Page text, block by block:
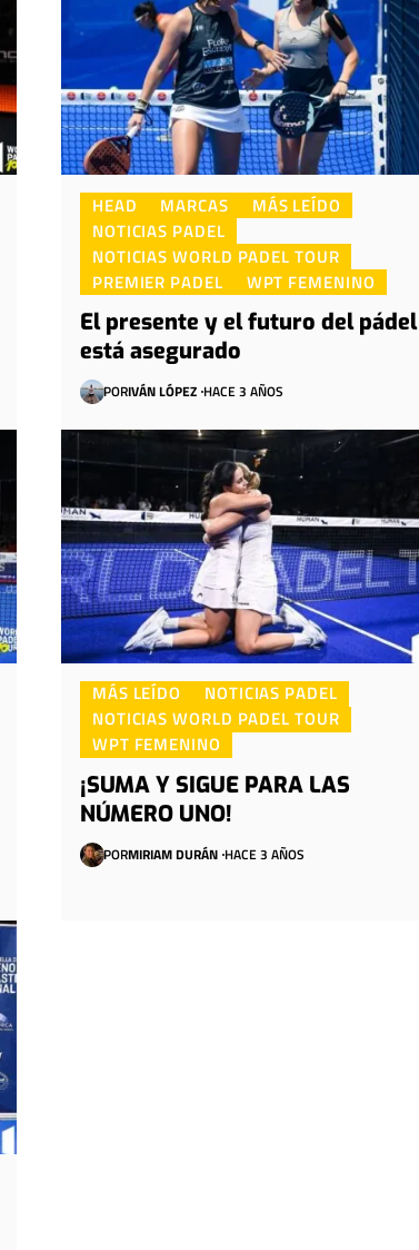
HEAD MARCAS
MÁS LEÍDO
NOTICIAS PADEL
NOTICIAS WORLD PADEL TOUR
PREMIER PADEL
WPT FEMENINO
El presente y el futuro del pádel
está asegurado
PORIVÁN LÓPEZ HACE 3 AÑOS
MÁS LEÍDO
NOTICIAS PADEL
NOTICIAS WORLD PADEL TOUR
WPT FEMENINO
¡SUMA Y SIGUE PARA LAS
NÚMERO UNO!
PORMIRIAM DURÁN HACE 3 AÑOS